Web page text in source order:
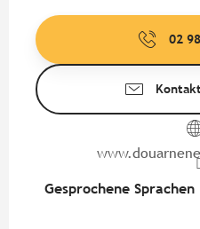
02
Gesprochene Sprachen
Gesprochene Sprachen